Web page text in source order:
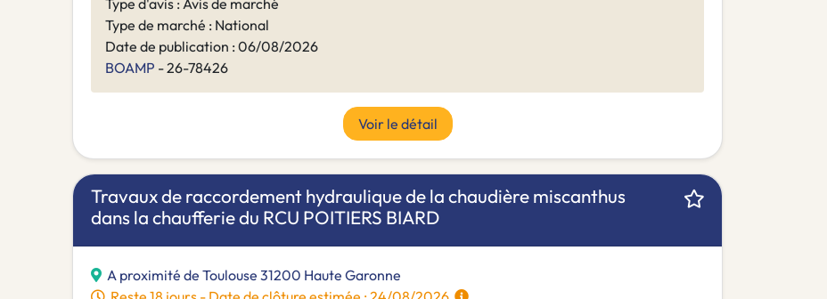
Type d'avis : Avis de marché
Type de marché : National
Date de publication : 06/08/2026
BOAMP - 26-78426
Voir le détail
Travaux de raccordement hydraulique de la chaudière miscanthus
dans la chaufferie du RCU POITIERS BIARD
A proximité de Toulouse 31200 Haute Garonne